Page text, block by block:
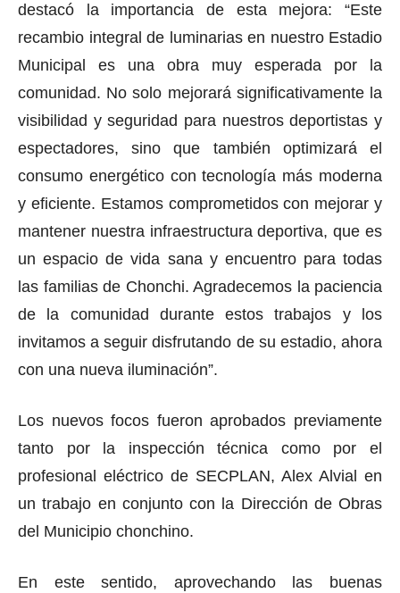
destacó la importancia de esta mejora: “Este
recambio integral de luminarias en nuestro Estadio
Municipal es una obra muy esperada por la
comunidad. No solo mejorará significativamente la
visibilidad y seguridad para nuestros deportistas y
espectadores, sino que también optimizará el
consumo energético con tecnología más moderna
y eficiente. Estamos comprometidos con mejorar y
mantener nuestra infraestructura deportiva, que es
un espacio de vida sana y encuentro para todas
las familias de Chonchi. Agradecemos la paciencia
de la comunidad durante estos trabajos y los
invitamos a seguir disfrutando de su estadio, ahora
con una nueva iluminación”.
Los nuevos focos fueron aprobados previamente
tanto por la inspección técnica como por el
profesional eléctrico de SECPLAN, Alex Alvial en
un trabajo en conjunto con la Dirección de Obras
del Municipio chonchino.
En este sentido, aprovechando las buenas